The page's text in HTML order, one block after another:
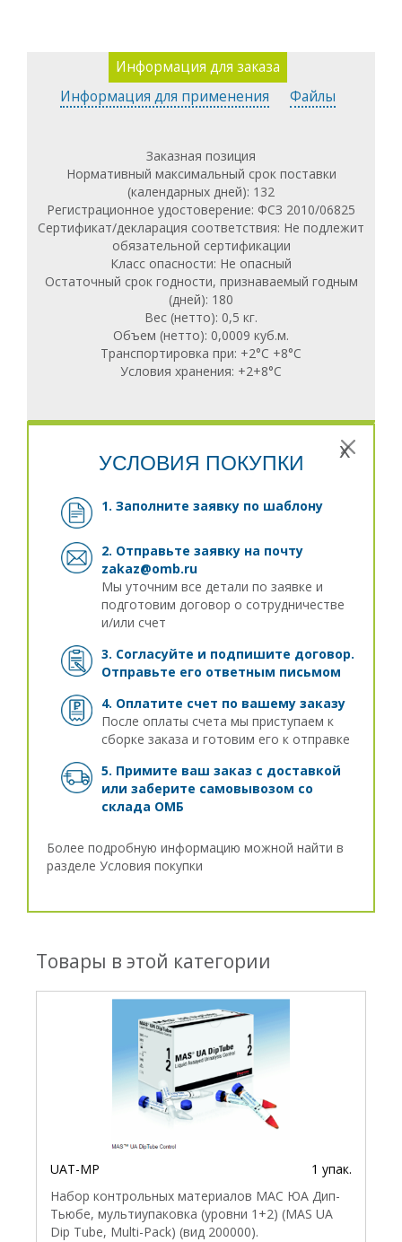
Информация для заказа
Информация для применения
Файлы
Заказная позиция
Нормативный максимальный срок поставки
(календарных дней): 132
Регистрационное удостоверение: ФСЗ 2010/06825
Сертификат/декларация соответствия: Не подлежит
обязательной сертификации
Класс опасности: Не опасный
Остаточный срок годности, признаваемый годным
(дней): 180
Вес (нетто): 0,5 кг.
Объем (нетто): 0,0009 куб.м.
Транспортировка при: +2°С +8°С
Условия хранения: +2+8°C
x
УСЛОВИЯ ПОКУПКИ
1. Заполните заявку по шаблону
2. Отправьте заявку на почту
zakaz@omb.ru
Мы уточним все детали по заявке и
подготовим договор о сотрудничестве
и/или счет
3. Согласуйте и подпишите договор.
Отправьте его ответным письмом
4. Оплатите счет по вашему заказу
После оплаты счета мы приступаем к
сборке заказа и готовим его к отправке
5. Примите ваш заказ с доставкой
или заберите самовывозом со
склада ОМБ
Более подробную информацию можной найти в
разделе Условия покупки
Товары в этой категории
UAT-MP
1 упак.
Набор контрольных материалов МАС ЮА Дип-
Тьюбе, мультиупаковка (уровни 1+2) (MAS UA
Dip Tube, Multi-Pack) (вид 200000).